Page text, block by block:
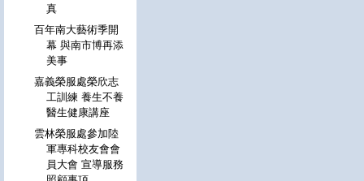
真
百年南大藝術季開
幕 與南市博再添
美事
嘉義榮服處榮欣志
工訓練 養生不養
醫生健康講座
雲林榮服處參加陸
軍專科校友會會
員大會 宣導服務